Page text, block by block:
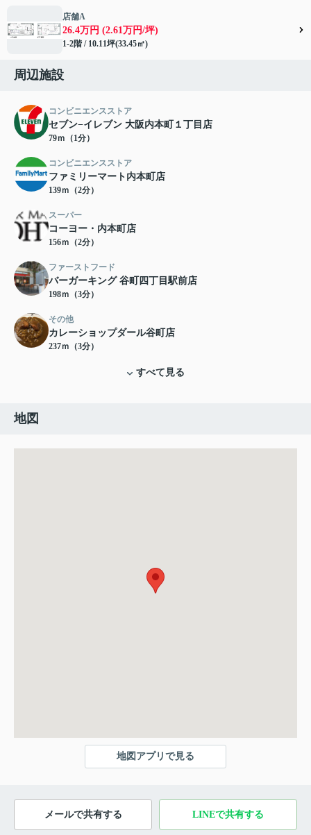
店舗A
26.4万円 (2.61万円/坪)
1-2階 / 10.11坪(33.45㎡)
周辺施設
コンビニエンスストア
セブン−イレブン 大阪内本町１丁目店
79ｍ（1分）
コンビニエンスストア
ファミリーマート内本町店
139ｍ（2分）
スーパー
コーヨー・内本町店
156ｍ（2分）
ファーストフード
バーガーキング 谷町四丁目駅前店
198ｍ（3分）
その他
カレーショップダール谷町店
237ｍ（3分）
すべて見る
地図
地図アプリで見る
メールで共有する LINEで共有する